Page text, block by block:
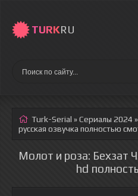
TURKRU
Turk-Serial »Сериалы 2024
русская озвучка полностью
Молот и роза: Бехзат
hd